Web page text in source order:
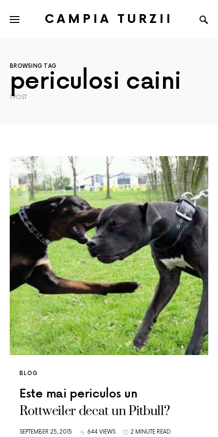
CAMPIA TURZII
BROWSING TAG
periculosi caini
1 POST
BLOG
Este mai periculos un
Rottweiler decat un Pitbull?
SEPTEMBER 25, 2015 644 VIEWS 2 MINUTE READ